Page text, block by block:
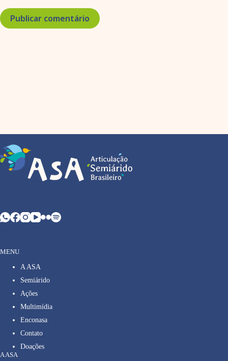
Publicar comentário
MENU
A ASA
Semiárido
Ações
Multimídia
Enconasa
Contato
Doações
A ASA